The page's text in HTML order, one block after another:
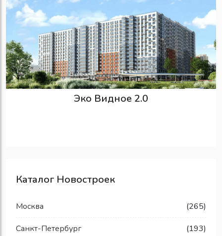
Эко Видное 2.0
Каталог Новостроек
Москва (265)
Санкт-Петербург (193)